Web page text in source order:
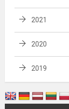
2021
2020
2019